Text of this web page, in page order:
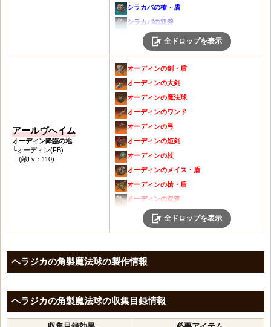
ハーピーの迅速の靴
職人の首飾り
職人の耳飾り
職人の腕輪
シラカバの槍・盾
シラカバの双斧
極寒の兜
極寒の鎧
牙の団の腕輪
牙の団の指輪
灰色の短剣
灰色の杖
トロールの手袋
トロールの靴
平原のベルト
ユグドラム
ヘラジカの角製斧・盾
ヘラジカの角製大剣
ヘラジカの角製魔法球
ヘラジカの角製ワンド
装飾品強化石
イーヴァルディの装飾品強化石
全ドロップを表示
アールヴへイム
オーディン降臨の地
└オーディン(FB)
(敵Lv：110)
オーディンの剣・盾
オーディンの大剣
オーディンの魔法球
オーディンのワンド
オーディンの弓
オーディンの短剣
オーディンの杖
オーディンのメイス・盾
オーディンの槍・盾
オーディンの双斧
ブロックの武器レシピの切れ端
オーディンの知恵の精粋の欠片
ブロックの武器レシピ
レーヴァテインの戦斧
レーヴァテインワンド
全ドロップを表示
ヘラジカの角製魔法球の製作情報
ヘラジカの角製魔法球の収集目録情報